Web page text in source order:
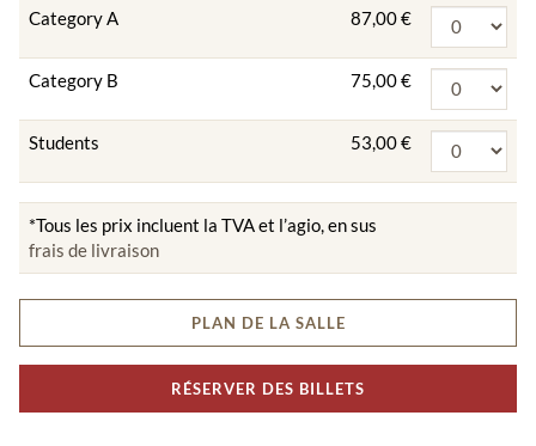
Category A 87,00 €
Category B 75,00 €
Students 53,00 €
*Tous les prix incluent la TVA et l’agio, en sus
frais de livraison
PLAN DE LA SALLE
RÉSERVER DES BILLETS